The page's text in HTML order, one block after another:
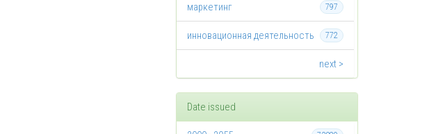
797
маркетинг
772
инновационная деятельность
next >
Date issued